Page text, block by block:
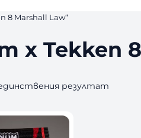
Marshall Law“
x Tekken
резултат